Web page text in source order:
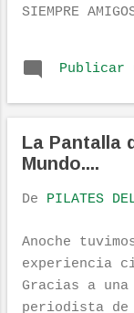
SIEMPRE
Publicar
La Pantalla
Mundo....
De PILATES
Anoche
experiencia
Gracias a una
periodista de